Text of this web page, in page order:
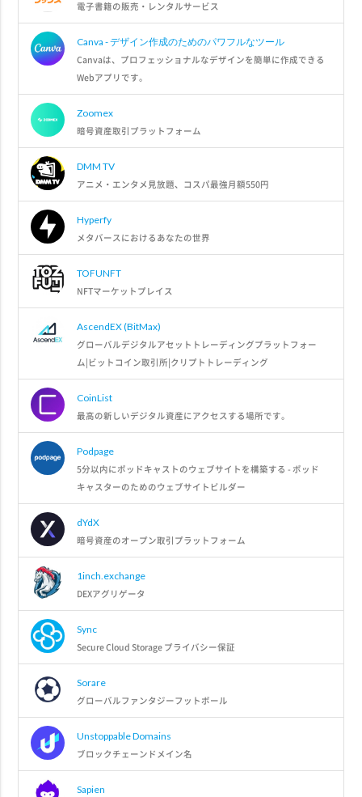
電子書籍の販売・レンタルサービス
Canva - デザイン作成のためのパワフルなツール
Canvaは、プロフェッショナルなデザインを簡単に作成できる
Webアプリです。
Zoomex
暗号資産取引プラットフォーム
DMM TV
アニメ・エンタメ見放題、コスパ最強月額550円
Hyperfy
メタバースにおけるあなたの世界
TOFUNFT
NFTマーケットプレイス
AscendEX (BitMax)
グローバルデジタルアセットトレーディングプラットフォー
ム|ビットコイン取引所|クリプトトレーディング
CoinList
最高の新しいデジタル資産にアクセスする場所です。
Podpage
5分以内にポッドキャストのウェブサイトを構築する - ポッド
キャスターのためのウェブサイトビルダー
dYdX
暗号資産のオープン取引プラットフォーム
1inch.exchange
DEXアグリゲータ
Sync
Secure Cloud Storage プライバシー保証
Sorare
グローバルファンタジーフットボール
Unstoppable Domains
ブロックチェーンドメイン名
Sapien